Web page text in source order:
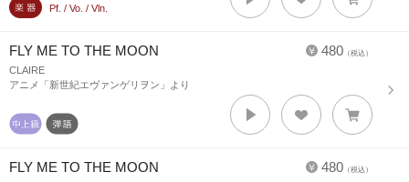
Pf. / Vo. / Vln.
480 （税込）
FLY ME TO THE MOON
CLAIRE
アニメ「新世紀エヴァンゲリヲン」より
480 （税込）
FLY ME TO THE MOON